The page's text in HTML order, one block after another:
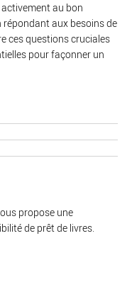
propose une
de prêt de livres.
au bon
aux besoins de
ces questions cruciales
pour façonner un